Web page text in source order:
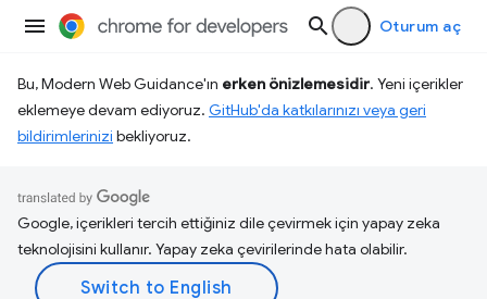
Oturum aç
Bu, Modern Web Guidance'ın erken önizlemesidir. Yeni içerikler
eklemeye devam ediyoruz. GitHub'da katkılarınızı veya geri
bildirimlerinizi bekliyoruz.
Google, içerikleri tercih ettiğiniz dile çevirmek için yapay zeka
teknolojisini kullanır. Yapay zeka çevirilerinde hata olabilir.